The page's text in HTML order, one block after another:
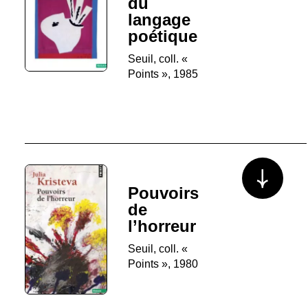
langage
poétique
Seuil, coll. «
Points », 1985
Pouvoirs
de
l’horreur
Seuil, coll. «
Points », 1980
Voir plus/